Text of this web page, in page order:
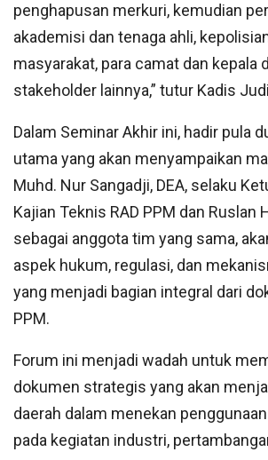
penghapusan merkuri, kemudian
akademisi dan tenaga ahli,
masyarakat, para camat dan kepala
stakeholder lainnya,” tutur Kadis
Dalam Seminar Akhir ini, hadir pula
utama yang akan menyampaikan
Muhd. Nur Sangadji, DEA, selaku
Kajian Teknis RAD PPM dan Ruslan
sebagai anggota tim yang sama,
aspek hukum, regulasi, dan
yang menjadi bagian integral dari
PPM.
Forum ini menjadi wadah untuk
dokumen strategis yang akan
daerah dalam menekan
pada kegiatan industri,